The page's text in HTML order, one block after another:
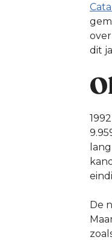
dit
De